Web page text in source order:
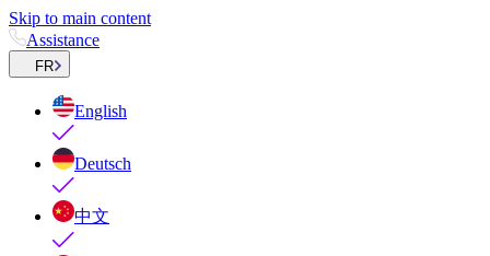
Skip to main content
Assistance
FR
English
Deutsch
中文